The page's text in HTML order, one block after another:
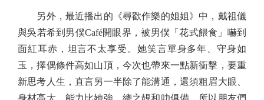
另外，最近播出的《尋歡作樂的姐姐》中，戴祖儀
與吳若希到男僕Café開眼界，被男僕「花式餵食」嚇到
面紅耳赤，坦言不太享受。她笑言單身多年、守身如
玉，擇偶條件高如山頂，今次也帶來一點新衝擊，要重
新思考人生，直言另一半除了能溝通，還須粗眉大眼、
身材高大、能力比她強，總之靚和叻俱備，所以朋友們